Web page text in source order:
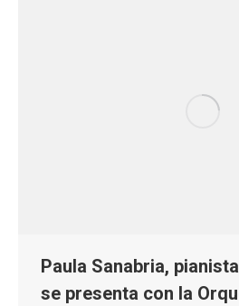
Paula Sanabria,
se presenta con la